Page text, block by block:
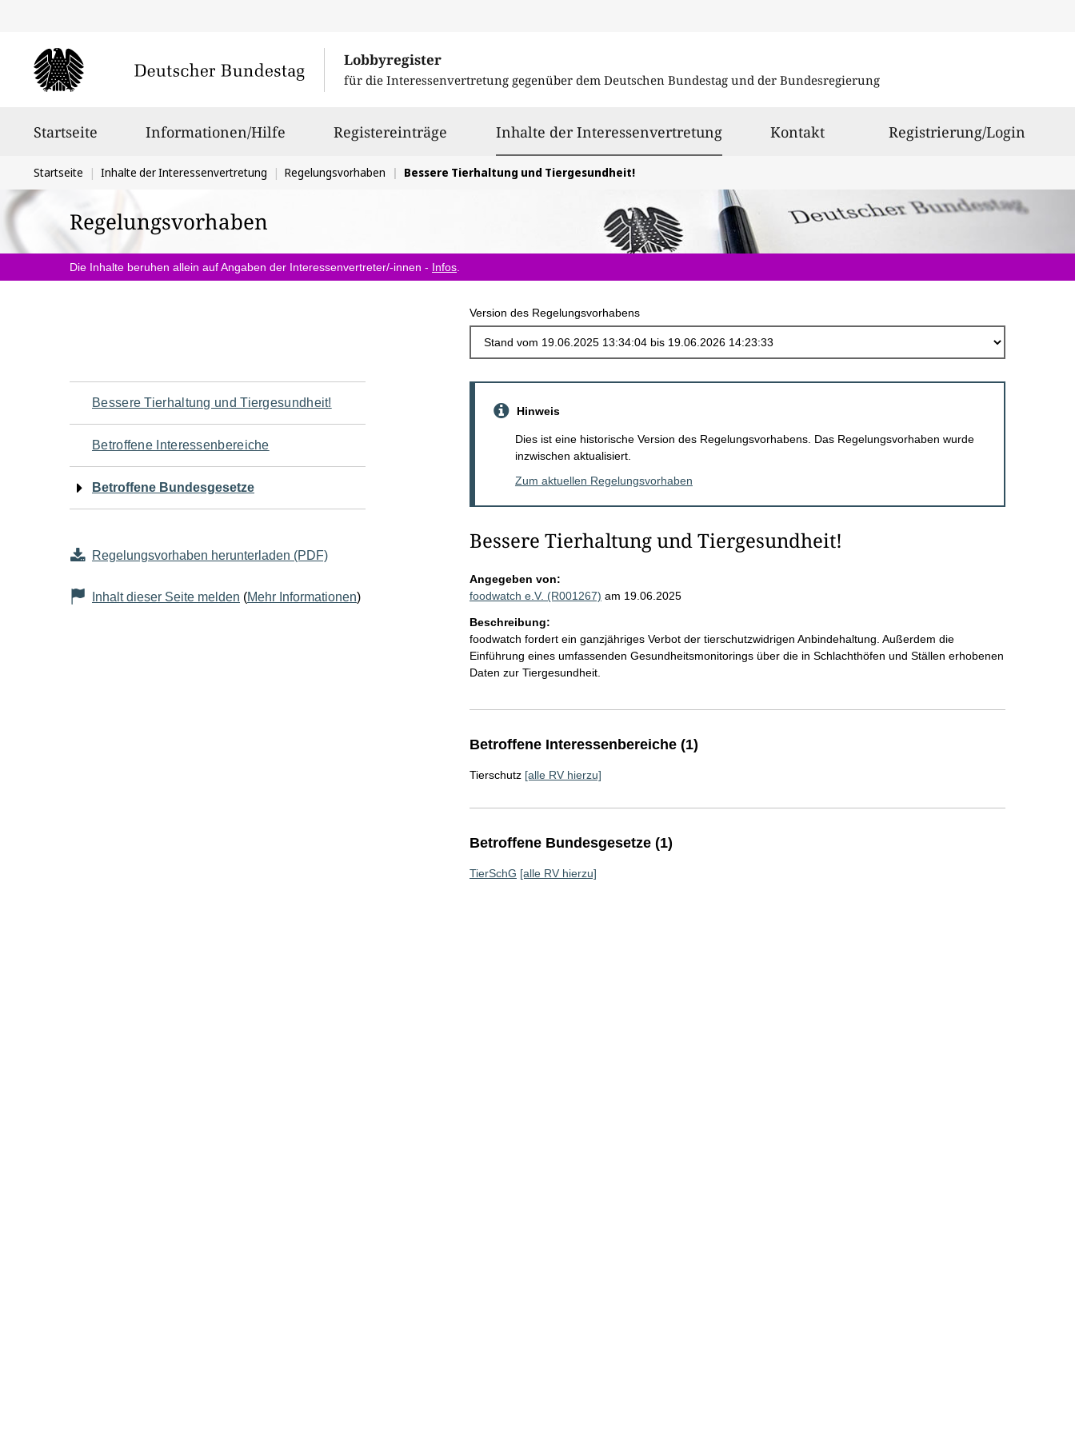
Lobbyregister
für die Interessenvertretung gegenüber dem Deutschen Bundestag und der Bundesregierung
Startseite Informationen/Hilfe Registereinträge Inhalte der Interessenvertretungausgewählt
Kontakt Registrierung/Login
Sie
befinden
sich
hier:
Startseite Inhalte der Interessenvertretung Regelungsvorhaben Bessere Tierhaltung und Tiergesundheit!
Regelungsvorhaben
Die Inhalte beruhen allein auf Angaben der Interessenvertreter/-innen - Infos
Version des Regelungsvorhabens
Navigation
für
den
Seiteninhalt
Bessere Tierhaltung und Tiergesundheit!
Betroffene Interessenbereiche
Betroffene Bundesgesetze
Regelungsvorhaben herunterladen (PDF)
Inhalt dieser Seite melden (Mehr Informationen)
Hinweis
Dies ist eine historische Version des Regelungsvorhabens. Das Regelungsvorhaben wurde
inzwischen aktualisiert.
Zum aktuellen Regelungsvorhaben
Bessere Tierhaltung und Tiergesundheit!
Angegeben von:
foodwatch e.V. (R001267) am 19.06.2025
Beschreibung:
foodwatch fordert ein ganzjähriges Verbot der tierschutzwidrigen Anbindehaltung. Außerdem die
Einführung eines umfassenden Gesundheitsmonitorings über die in Schlachthöfen und Ställen erhobenen
Daten zur Tiergesundheit.
Betroffene Interessenbereiche (1)
Tierschutz [alle RV hierzu]
Betroffene Bundesgesetze (1)
TierSchG [alle RV hierzu]